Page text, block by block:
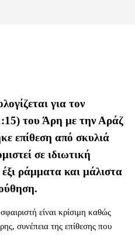
για τον
του Άρη με την Αράζ
επίθεση από σκυλιά
σε ιδιωτική
έξι ράμματα και μάλιστα
είναι κρίσιμη καθώς
συνέπεια της επίθεσης που